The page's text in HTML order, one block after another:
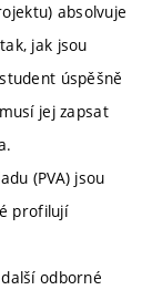
absolvuje
jak jsou
úspěšně
jej zapsat
(PVA) jsou
profilují
odborné